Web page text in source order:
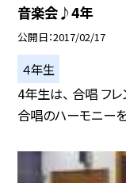
音楽会♪4年
公開日 2017/02/17
４年生
4年生は、 合唱 フ
合唱のハーモニー